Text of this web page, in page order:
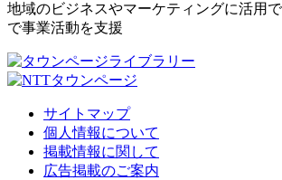
地域のビジネスやマーケティングに活用
で事業活動を支援
サイトマップ
個人情報について
掲載情報に関して
広告掲載のご案内